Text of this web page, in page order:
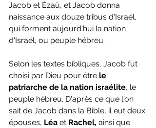
Jacob et Ézaü, et Jacob donna
naissance aux douze tribus d'Israël,
qui forment aujourd'hui la nation
d'Israël, ou peuple hébreu.
Selon les textes bibliques, Jacob fut
choisi par Dieu pour être le
patriarche de la nation israélite, le
peuple hébreu. D'après ce que l'on
sait de Jacob dans la Bible, il eut deux
épouses, Léa et Rachel, ainsi que